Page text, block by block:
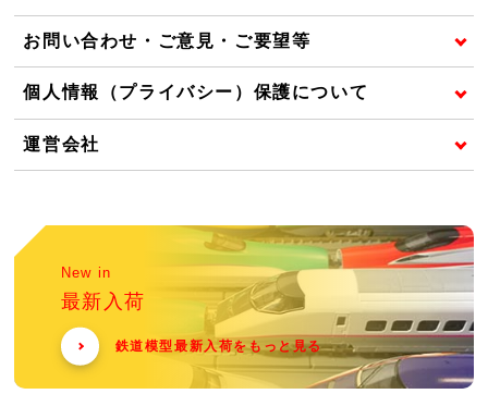
お問い合わせ・ご意見・ご要望等
個人情報（プライバシー）保護について
運営会社
New in
最新入荷
鉄道模型最新入荷をもっと見る